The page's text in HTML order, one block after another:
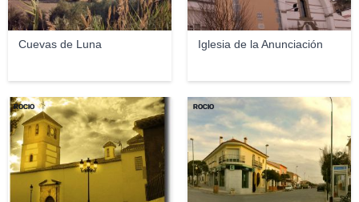
Cuevas de Luna Iglesia de la Anunciación
ROCÍO ROCÍO